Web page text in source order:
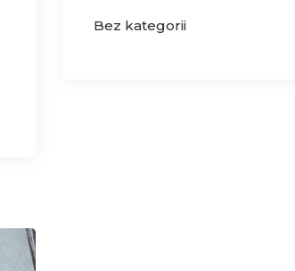
Bez kategorii